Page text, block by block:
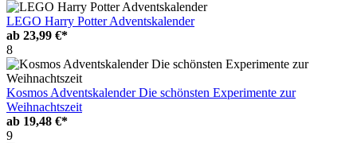
LEGO Harry Potter Adventskalender
ab 23,99 €*
8
Kosmos Adventskalender Die schönsten Experimente zur
Weihnachtszeit
ab 19,48 €*
9